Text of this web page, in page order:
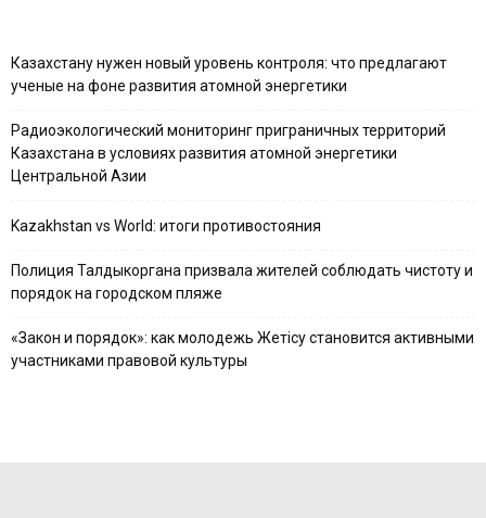
Казахстану нужен новый уровень контроля: что предлагают
ученые на фоне развития атомной энергетики
Радиоэкологический мониторинг приграничных территорий
Казахстана в условиях развития атомной энергетики
Центральной Азии
Kazakhstan vs World: итоги противостояния
Полиция Талдыкоргана призвала жителей соблюдать чистоту и
порядок на городском пляже
«Закон и порядок»: как молодежь Жетісу становится активными
участниками правовой культуры